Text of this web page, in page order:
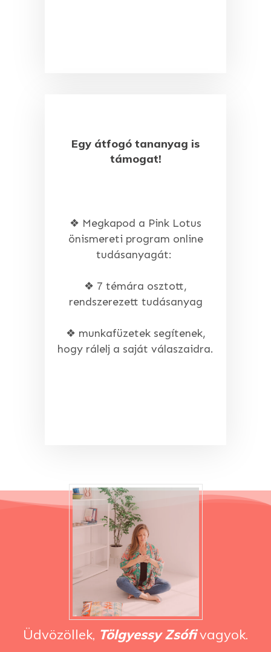
Egy átfogó tananyag is
támogat!
❖ Megkapod a Pink Lotus
önismereti program online
tudásanyagát:
❖ 7 témára osztott,
rendszerezett tudásanyag
❖ munkafüzetek segítenek,
hogy rálelj a saját válaszaidra.
Üdvözöllek, Tölgyessy Zsófivagyok.